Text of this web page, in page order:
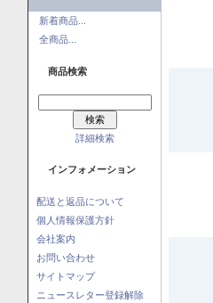
新着商品...
全商品...
商品検索
詳細検索
インフォメーション
配送と返品について
個人情報保護方針
会社案内
お問い合わせ
サイトマップ
ニュースレター登録解除